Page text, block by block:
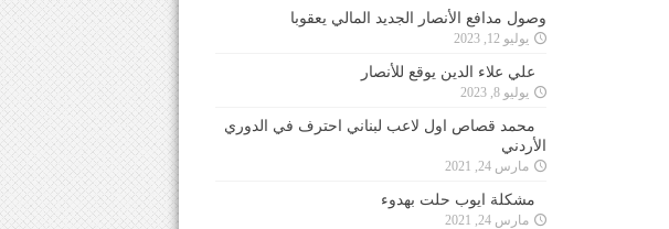
وصول مدافع الأنصار الجديد المالي يعقوبا
يوليو 12, 2023
علي علاء الدين يوقع للأنصار
يوليو 8, 2023
محمد قصاص اول لاعب لبناني احترف في الدوري
الأردني
مارس 24, 2021
مشكلة ايوب حلت بهدوء
مارس 24, 2021